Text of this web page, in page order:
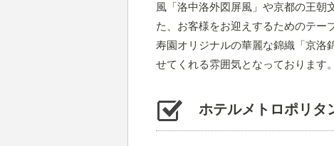
風「洛中洛外図屏風」や京都の王朝
た、お客様をお迎えするためのテー
寿園オリジナルの華麗な錦織「京洛
せてくれる雰囲気となっております。
ホテルメトロポリタ